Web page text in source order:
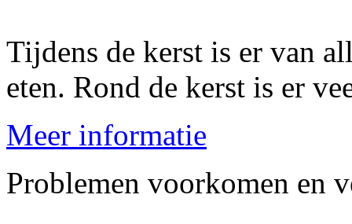
Tijdens de kerst is er van
eten. Rond de kerst is er
Meer informatie
Problemen voorkomen en